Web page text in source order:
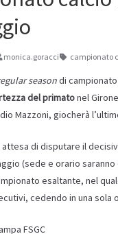
monica.goracci campionato
seasondi
del primatonel
Mazzoni, giocherà
attesa di disputare il
(sede e orario
esaltante, nel
cedendo in una sola
FSGC